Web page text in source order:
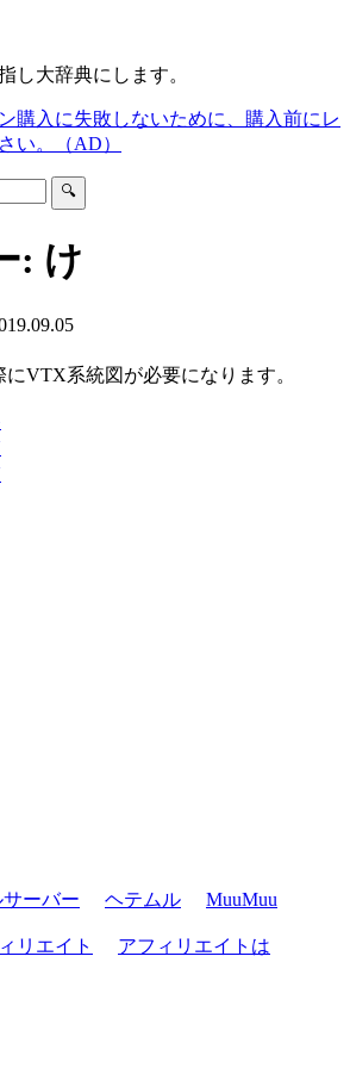
し大辞典にします。
購入に失敗しないために、購入前にレ
い。（AD）
🔍
: け
にVTX系統図が必要になります。
ーバー
ヘテムル
MuuMuu
リエイト
アフィリエイトは